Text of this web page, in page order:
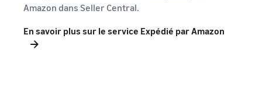
Amazon dans Seller Central.
En savoir plus sur le service Expédié par Amazon